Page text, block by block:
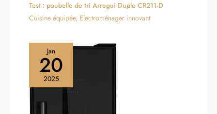
Test : poubelle de tri Arregui Duplo CR211-D
Cuisine équipée, Electroménager innovant
Jan
20
2025